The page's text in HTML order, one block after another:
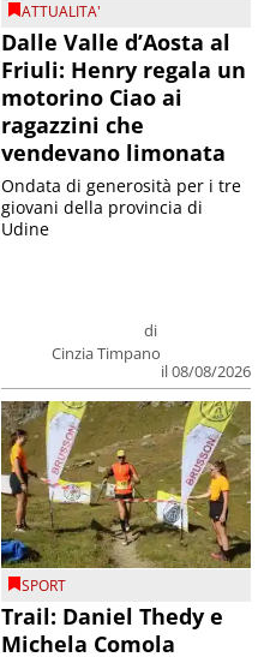
ATTUALITA'
Dalle Valle d’Aosta al
Friuli: Henry regala un
motorino Ciao ai
ragazzini che
vendevano limonata
di
Cinzia Timpano
il 08/08/2026
Ondata di generosità per i tre
giovani della provincia di
Udine
SPORT
Trail: Daniel Thedy e
Michela Comola